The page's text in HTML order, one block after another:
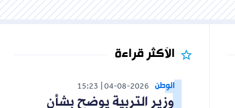
الأكثر قراءة
الوطن 04-08-2026
15:23
وزير التربية يوضح بشأن